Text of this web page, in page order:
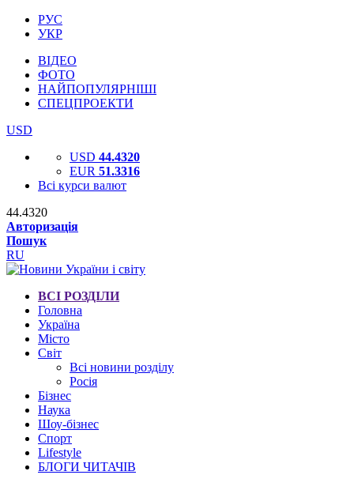
РУС
УКР
ВІДЕО
ФОТО
НАЙПОПУЛЯРНІШІ
СПЕЦПРОЕКТИ
USD
USD 44.4320
EUR 51.3316
Всі курси валют
44.4320
Авторизація
Пошук
RU
ВСІ РОЗДІЛИ
Головна
Україна
Місто
Світ
Всі новини розділу
Росія
Бізнес
Наука
Шоу-бізнес
Спорт
Lifestyle
БЛОГИ ЧИТАЧІВ